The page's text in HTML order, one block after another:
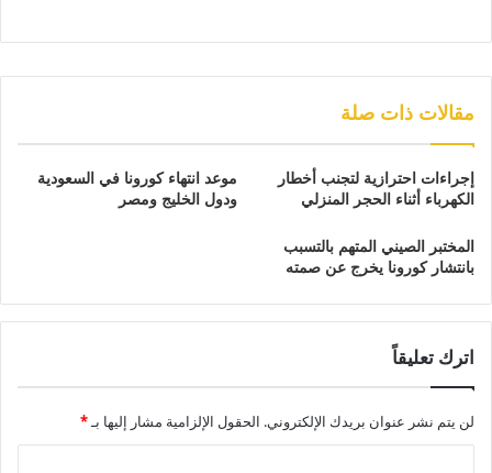
مقالات ذات صلة
إجراءات احترازية لتجنب أخطار
الكهرباء أثناء الحجر المنزلي
موعد انتهاء كورونا في السعودية
ودول الخليج ومصر
المختبر الصيني المتهم بالتسبب
بانتشار كورونا يخرج عن صمته
اترك تعليقاً
لن يتم نشر عنوان بريدك الإلكتروني. الحقول الإلزامية مشار إليها بـ*